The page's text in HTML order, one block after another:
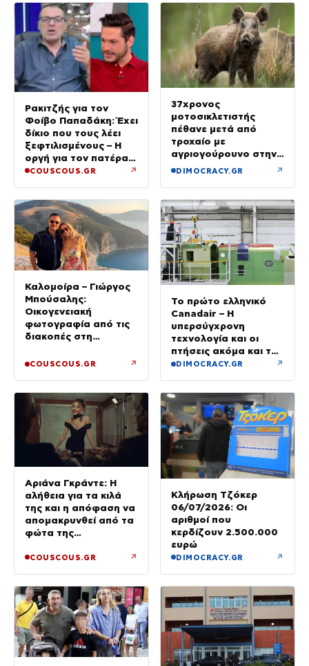
Ρακιτζής για τον
Φοίβο Παπαδάκη: Έχει
δίκιο που τους λέει
ξεφτιλισμένους – Η
οργή για τον πατέρα
του
COUSCOUS.GR ↗
37χρονος
μοτοσικλετιστής
πέθανε μετά από
τροχαίο με
αγριογούρουνο στην
Εύβοια
DIMOCRACY.GR ↗
Καλομοίρα – Γιώργος
Μπούσαλης:
Οικογενειακή
φωτογραφία από τις
διακοπές στη
τους παιδιά
COUSCOUS.GR ↗
Το πρώτο ελληνικό
Canadair – Η
υπερσύγχρονη
τεχνολογία και οι
πτήσεις ακόμα και τη
νύχτα – βίντεο
DIMOCRACY.GR ↗
Αριάνα Γκράντε: Η
αλήθεια για τα κιλά
της και η απόφαση να
απομακρυνθεί από τα
φώτα της
COUSCOUS.GR ↗
Κλήρωση Τζόκερ
06/07/2026: Οι
αριθμοί που
κερδίζουν 2.500.000
ευρώ
DIMOCRACY.GR ↗